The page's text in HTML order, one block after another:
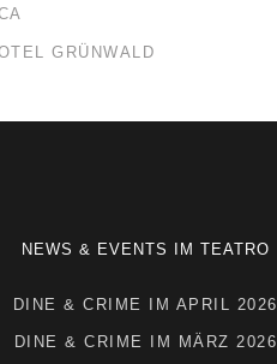
GRÜNWALD
NEWS & EVENTS IM TEATRO
DINE & CRIME IM APRIL 2026
DINE & CRIME IM MÄRZ 2026